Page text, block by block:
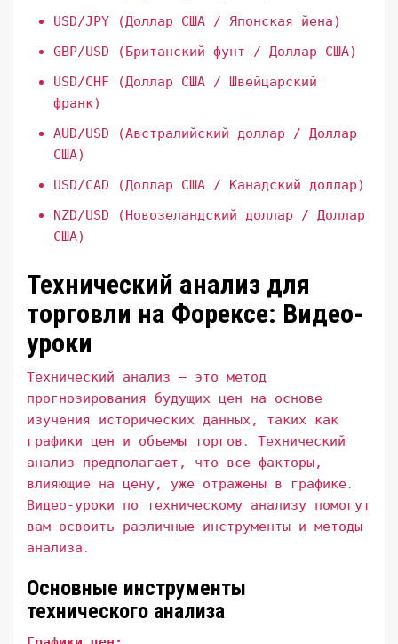
USD/JPY (Доллар США / Японская йена)
GBP/USD (Британский фунт / Доллар США)
USD/CHF (Доллар США / Швейцарский
франк)
AUD/USD (Австралийский доллар / Доллар
США)
USD/CAD (Доллар США / Канадский доллар)
NZD/USD (Новозеландский доллар / Доллар
США)
Технический анализ для
торговли на Форексе: Видео-
уроки
Технический анализ – это метод
прогнозирования будущих цен на основе
изучения исторических данных, таких как
графики цен и объемы торгов․ Технический
анализ предполагает, что все факторы,
влияющие на цену, уже отражены в графике․
Видео-уроки по техническому анализу помогут
вам освоить различные инструменты и методы
анализа․
Основные инструменты
технического анализа